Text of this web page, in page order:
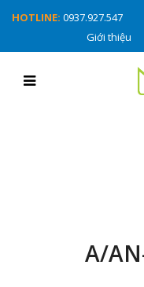
HOTLINE: 0937.927.547
Giới thiệu
A/